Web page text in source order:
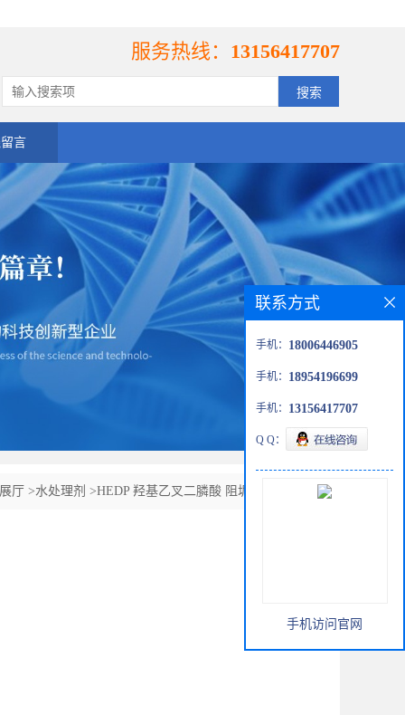
服务热线： 13156417707
言
厅 >水处理剂 >HEDP 羟基乙叉二膦酸 阻垢缓蚀剂HEDP
联系方式
手机： 18006446905
手机： 18954196699
手机： 13156417707
Q Q：
手机访问官网